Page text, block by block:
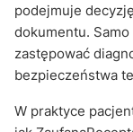
podejmuje
dokumentu.
zastępować
bezpieczeństwa
W praktyce